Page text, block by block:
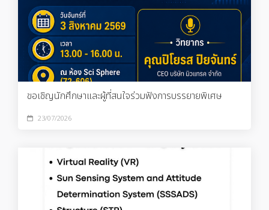
ขอเชิญนักศึกษาและผู้ที่สนใจร่วมฟังการบรรยายพิเศษ
23/07/2026